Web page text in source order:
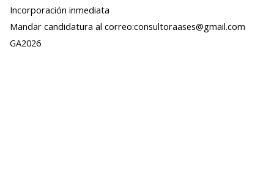
Incorporación inmediata
Mandar candidatura al correo:consultoraases@gmail.com
GA2026